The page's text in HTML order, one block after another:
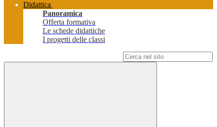
Didattica
Panoramica
Offerta formativa
Le schede didattiche
I progetti delle classi